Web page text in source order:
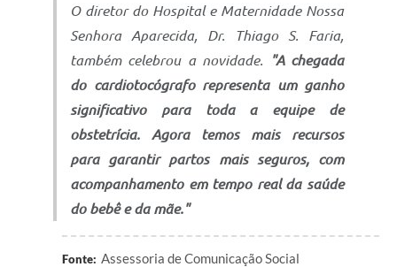
O diretor do Hospital e Maternidade Nossa
Senhora Aparecida, Dr. Thiago S. Faria,
também celebrou a novidade.
"A chegada
do cardiotocógrafo representa um ganho
significativo para toda a equipe de
obstetrícia. Agora temos mais recursos
para garantir partos mais seguros, com
acompanhamento em tempo real da saúde
do bebê e da mãe."
Fonte: Assessoria de Comunicação Social